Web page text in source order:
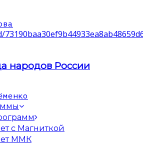
народов России
с Магниткой
ММК